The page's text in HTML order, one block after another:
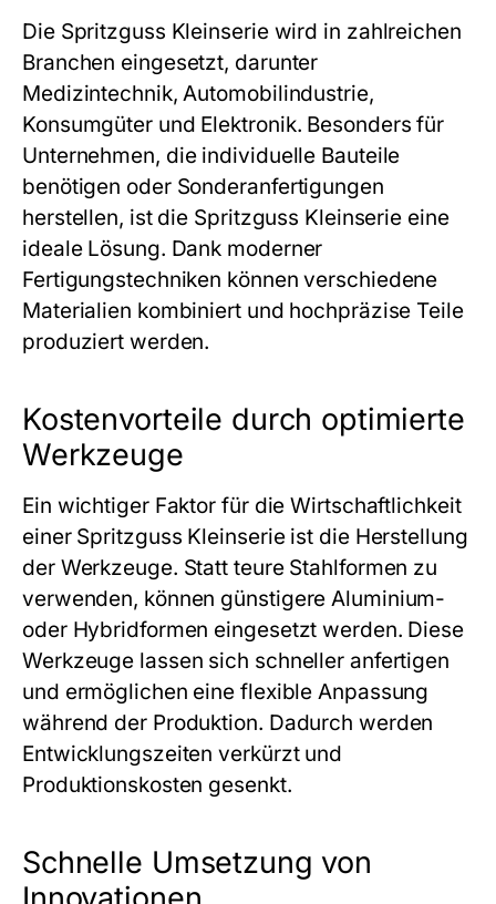
Die Spritzguss Kleinseriewird in zahlreichen
Branchen eingesetzt, darunter
Medizintechnik, Automobilindustrie,
Konsumgüter und Elektronik. Besonders für
Unternehmen, die individuelle Bauteile
benötigen oder Sonderanfertigungen
herstellen, ist die Spritzguss Kleinserie eine
ideale Lösung. Dank moderner
Fertigungstechniken können verschiedene
Materialien kombiniert und hochpräzise Teile
produziert werden.
Kostenvorteile durch optimierte
Werkzeuge
Ein wichtiger Faktor für die Wirtschaftlichkeit
einer Spritzguss Kleinserieist die Herstellung
der Werkzeuge. Statt teure Stahlformen zu
verwenden, können günstigere Aluminium-
oder Hybridformen eingesetzt werden. Diese
Werkzeuge lassen sich schneller anfertigen
und ermöglichen eine flexible Anpassung
während der Produktion. Dadurch werden
Entwicklungszeiten verkürzt und
Produktionskosten gesenkt.
Schnelle Umsetzung von